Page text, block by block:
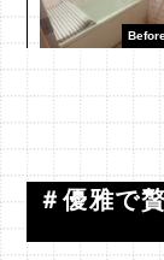
＃優雅で